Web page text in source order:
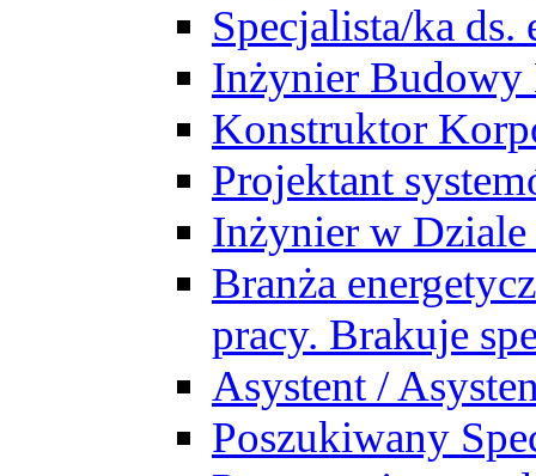
Specjalista/ka
Inżynier
Konstruktor
Projektant
Inżynier w
Branża
pracy. Brakuje
Asystent /
Poszukiwany